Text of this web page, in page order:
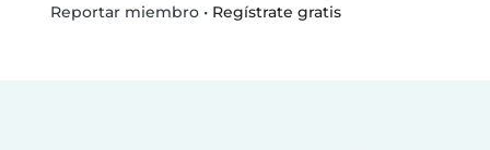
Reportar miembro• Regístrate gratis